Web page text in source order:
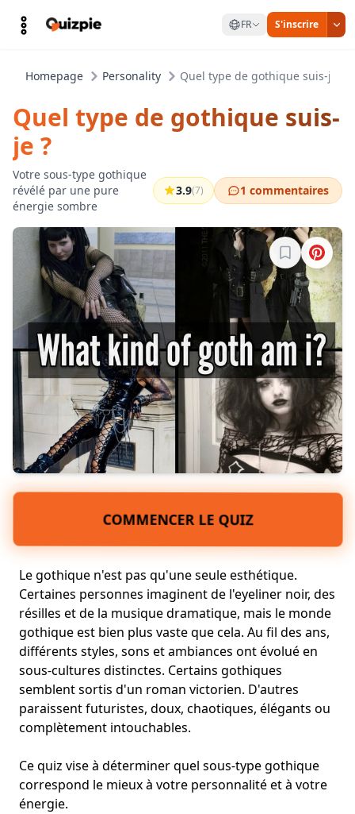
FR S'inscrire
Homepage Personality Quel type de gothique suis-je ?
Quel type de gothique suis-
je ?
Votre sous-type gothique
révélé par une pure
énergie sombre
3.9(7) 1 commentaires
Connectez-
COMMENCER LE QUIZ
Le gothique n'est pas qu'une seule esthétique.
Certaines personnes imaginent de l'eyeliner noir, des
résilles et de la musique dramatique, mais le monde
gothique est bien plus vaste que cela. Au fil des ans,
différents styles, sons et ambiances ont évolué en
sous-cultures distinctes. Certains gothiques
semblent sortis d'un roman victorien. D'autres
paraissent futuristes, doux, chaotiques, élégants ou
complètement intouchables.
Ce quiz vise à déterminer quel sous-type gothique
correspond le mieux à votre personnalité et à votre
énergie.